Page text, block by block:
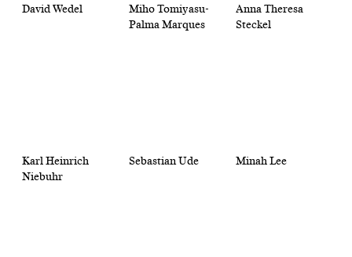
David Wedel
Miho Tomiyasu-
Palma Marques
Anna Theresa
Steckel
Karl Heinrich
Niebuhr
Sebastian Ude Minah Lee